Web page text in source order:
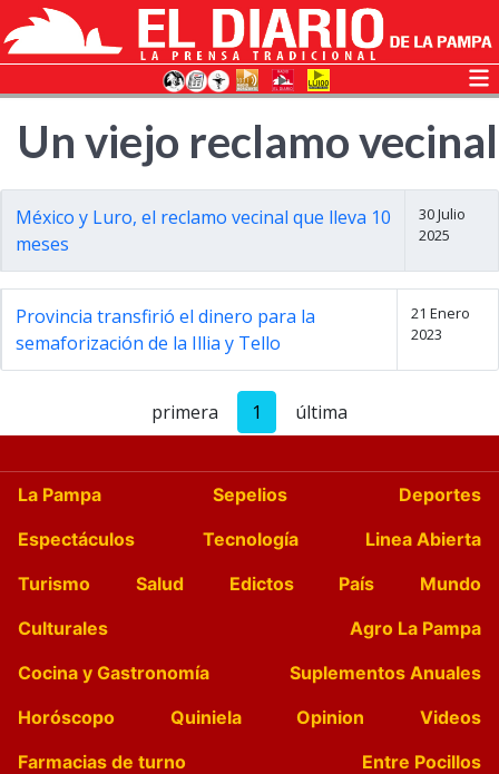
Un viejo reclamo vecinal
México y Luro, el reclamo vecinal que lleva 10
meses
30 Julio
2025
Provincia transfirió el dinero para la
semaforización de la Illia y Tello
21 Enero
2023
primera 1 última
La Pampa Sepelios
Deportes
Espectáculos
Tecnología
Linea Abierta
Turismo
Salud Edictos País
Mundo
Culturales
Agro La Pampa
Cocina y Gastronomía
Suplementos Anuales
Horóscopo
Quiniela Opinion
Videos
Farmacias de turno
Entre Pocillos